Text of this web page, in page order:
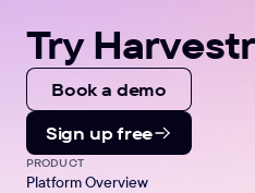
Try
Book a demo
Sign up free
PRODUCT
Platform Overview